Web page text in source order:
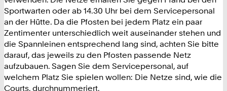
Sportwarten oder ab 14.30 Uhr bei dem Servicepersonal
an der Hütte. Da die Pfosten bei jedem Platz ein paar
Zentimenter unterschiedlich weit auseinander stehen und
die Spannleinen entsprechend lang sind, achten Sie bitte
darauf, das jeweils zu den Pfosten passende Netz
aufzubauen. Sagen Sie dem Servicepersonal, auf
welchem Platz Sie spielen wollen: Die Netze sind, wie die
Courts, durchnummeriert.